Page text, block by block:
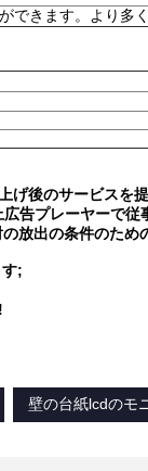
できます。より多
げ後のサービスを
告プレーヤーで従
放出の条件のた
;
壁の台紙lcdのモ